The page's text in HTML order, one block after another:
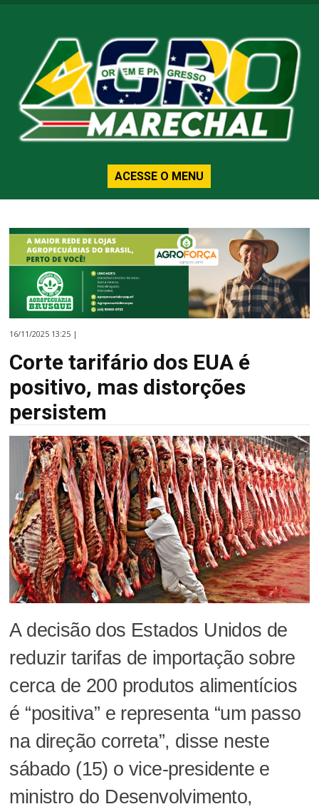
ACESSE O MENU
16/11/2025 13:25 |
Corte tarifário dos EUA é
positivo, mas distorções
persistem
A decisão dos Estados Unidos de
reduzir tarifas de importação sobre
cerca de 200 produtos alimentícios
é “positiva” e representa “um passo
na direção correta”, disse neste
sábado (15) o vice-presidente e
ministro do Desenvolvimento,